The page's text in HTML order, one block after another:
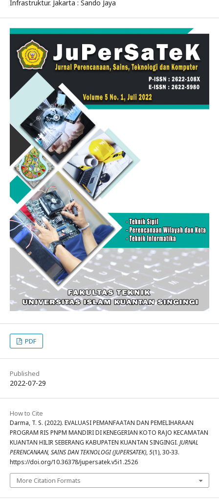
Infrastruktur. Jakarta : Sando Jaya
PDF
Published
2022-07-29
How to Cite
Darma, T. S. (2022). EVALUASI PEMANFAATAN DAN PEMELIHARAAN
PROGRAM RIS PNPM MANDIRI DI KENEGERIAN KOTO RAJO KECAMATAN
KUANTAN HILIR SEBERANG KABUPATEN KUANTAN SINGINGI. JURNAL
PERENCANAAN, SAINS DAN TEKNOLOGI (JUPERSATEK),5(1), 30-33.
https://doi.org/10.36378/jupersatek.v5i1.2526
More Citation Formats